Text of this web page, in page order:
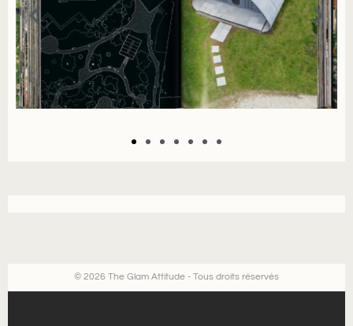
© 2026 The Glam Attitude - Tous droits réservés